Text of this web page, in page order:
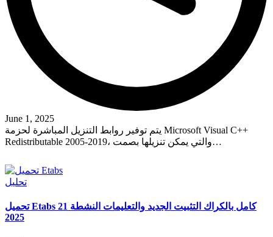
June 1, 2025
يتم توفير روابط التنزيل المباشرة لحزمة Microsoft Visual C++
Redistributable 2005-2019، والتي يمكن تنزيلها بصمت…
Posted
تحليل
تحميل Etabs 21 كامل بالكراك التثبيت الجديد والتعليمات النشطة
2025